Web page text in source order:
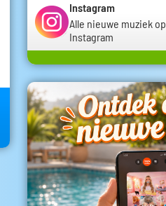
Instagram
Alle nieuwe muziek op
Instagram